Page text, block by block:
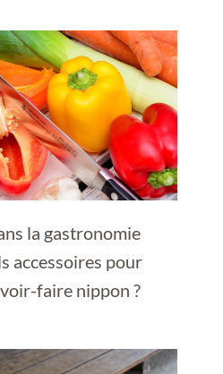
la gastronomie
accessoires pour
faire nippon ?